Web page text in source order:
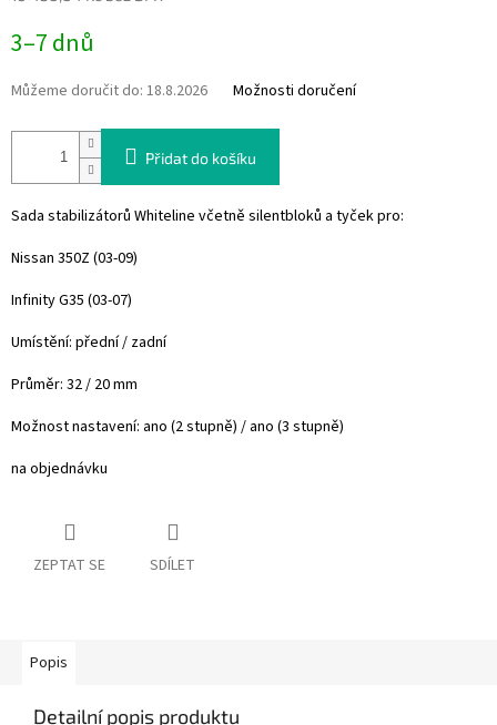
cena:
3–7 dnů
Můžeme doručit do: 18.8.2026 Možnosti doručení
Přidat do košíku
Sada stabilizátorů Whiteline včetně silentbloků a tyček pro:
Nissan 350Z (03-09)
Infinity G35 (03-07)
Umístění: přední / zadní
Průměr: 32 / 20 mm
Možnost nastavení: ano (2 stupně) / ano (3 stupně)
na objednávku
ZEPTAT SE SDÍLET
Popis
Detailní popis produktu